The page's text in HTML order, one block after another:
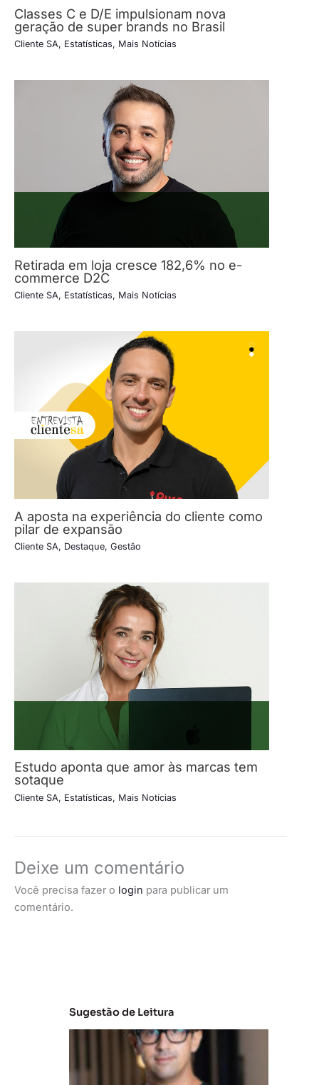
Classes C e D/E impulsionam nova
geração de super brands no Brasil
Cliente SA, Estatísticas, Mais Notícias
Retirada em loja cresce 182,6% no e-
commerce D2C
Cliente SA, Estatísticas, Mais Notícias
A aposta na experiência do cliente como
pilar de expansão
Cliente SA, Destaque, Gestão
Estudo aponta que amor às marcas tem
sotaque
Cliente SA, Estatísticas, Mais Notícias
Deixe um comentário
Você precisa fazer o login para publicar um
comentário.
Sugestão de Leitura